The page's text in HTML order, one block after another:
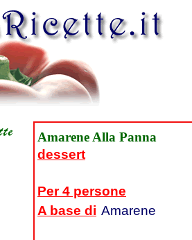
Amarene Alla Panna
dessert
Per 4 persone
A base di Amarene